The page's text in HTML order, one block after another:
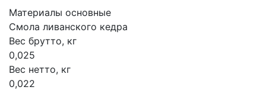
Материалы основные
Смола ливанского кедра
Вес брутто, кг
0,025
Вес нетто, кг
0,022